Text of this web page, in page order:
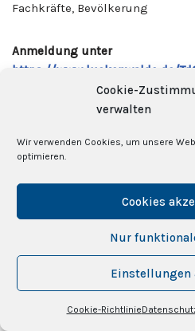
Cookie-
verwalten
Wir verwenden Cookies, um unsere
optimieren.
Cookies
Nur
Einstellungen
Cookie-Richtlinie
Fachkräfte, Bevölkerung
Anmeldung unter
https://www.luckenwalde.de/
Detlef Laubinger |
Biotechnologiepark 4 | 14943
Freitag | 21. November 2025
Dahme/Mark | 18 Uhr